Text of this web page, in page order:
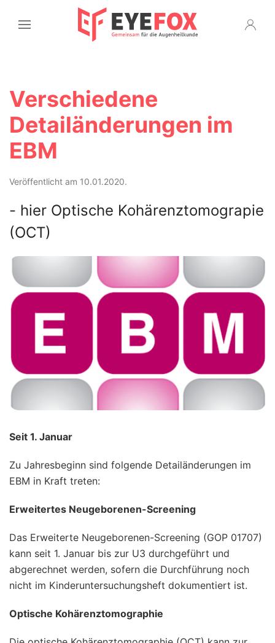
Verschiedene
Detailänderungen im
EBM
Veröffentlicht am 10.01.2020.
- hier Optische Kohärenztomograpie
(OCT)
Seit 1. Januar
Zu Jahresbeginn sind folgende Detailänderungen im
EBM in Kraft treten:
Erweitertes Neugeborenen-Screening
Das Erweiterte Neugeborenen-Screening (GOP 01707)
kann seit 1. Januar bis zur U3 durchgeführt und
abgerechnet werden, sofern die Durchführung noch
nicht im Kinderuntersuchungsheft dokumentiert ist.
Optische Kohärenztomographie